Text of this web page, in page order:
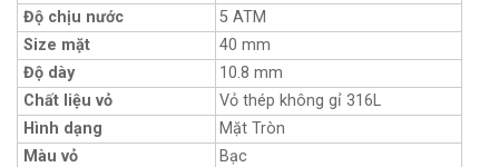
Độ chịu nước
5 ATM
Size mặt
40 mm
Độ dày
10.8 mm
Chất liệu vỏ
Vỏ thép không gỉ 316L
Hình dạng
Mặt Tròn
Màu vỏ
Bạc